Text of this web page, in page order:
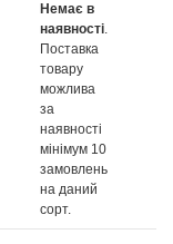
Немає в
наявності.
Поставка
товару
можлива
за
наявності
мінімум 10
замовлень
на даний
сорт.